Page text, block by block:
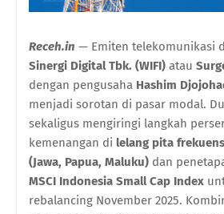
Receh.in — Emiten telekomunikasi
Sinergi Digital Tbk. (WIFI) atau
dengan pengusaha Hashim
menjadi sorotan di pasar modal.
sekaligus mengiringi langkah
kemenangan di lelang pita
(Jawa, Papua, Maluku) dan
MSCI Indonesia Small Cap Index
rebalancing November 2025.